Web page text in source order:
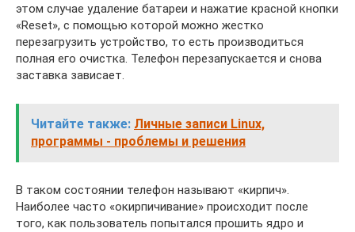
этом случае удаление батареи и нажатие красной кнопки
«Reset», с помощью которой можно жестко
перезагрузить устройство, то есть производиться
полная его очистка. Телефон перезапускается и снова
заставка зависает.
Читайте также: Личные записи Linux,
программы - проблемы и решения
В таком состоянии телефон называют «кирпич».
Наиболее часто «окирпичивание» происходит после
того, как пользователь попытался прошить ядро и